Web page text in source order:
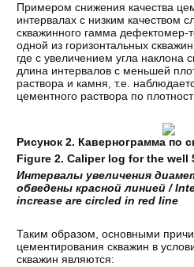
Примером снижения качества
интервалах с низким качеством
скважинного гамма
одной из горизонтальных
где с увеличением угла наклона
длина интервалов с меньшей
раствора и камня, т.е.
цементного раствора по
Рисунок 2. Кавернограмма по
Figure 2.Caliper log for the well
Интервалы увеличения
обведены красной линией /
increase are circled in red line
Таким образом, основными
цементирования скважин в
скважин являются: